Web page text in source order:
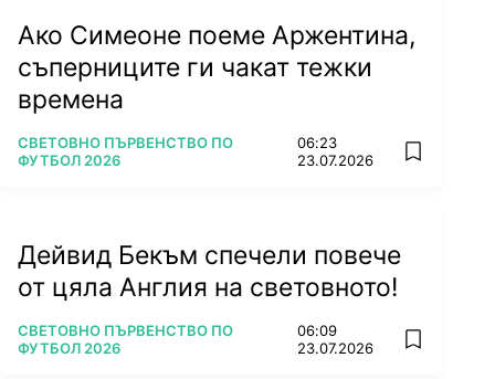
Ако Симеоне поеме Аржентина,
съперниците ги чакат тежки
времена
ПОВЕЧЕ ОТ
СВЕТОВНО ПЪРВЕНСТВО ПО
ФУТБОЛ 2026
06:23
23.07.2026
add
Дейвид Бекъм спечели повече
от цяла Англия на световното!
ПОВЕЧЕ ОТ
СВЕТОВНО ПЪРВЕНСТВО ПО
ФУТБОЛ 2026
06:09
23.07.2026
add